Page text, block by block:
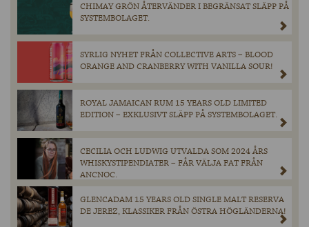
CHIMAY GRÖN ÅTERVÄNDER I BEGRÄNSAT SLÄPP PÅ
SYSTEMBOLAGET.
SYRLIG NYHET FRÅN COLLECTIVE ARTS – BLOOD
ORANGE AND CRANBERRY WITH VANILLA SOUR!
ROYAL JAMAICAN RUM 15 YEARS OLD LIMITED
EDITION – EXKLUSIVT SLÄPP PÅ SYSTEMBOLAGET.
CECILIA OCH LUDWIG UTVALDA SOM 2024 ÅRS
WHISKYSTIPENDIATER – FÅR VÄLJA FAT FRÅN
ANCNOC.
GLENCADAM 15 YEARS OLD SINGLE MALT RESERVA
DE JEREZ, KLASSIKER FRÅN ÖSTRA HÖGLÄNDERNA!